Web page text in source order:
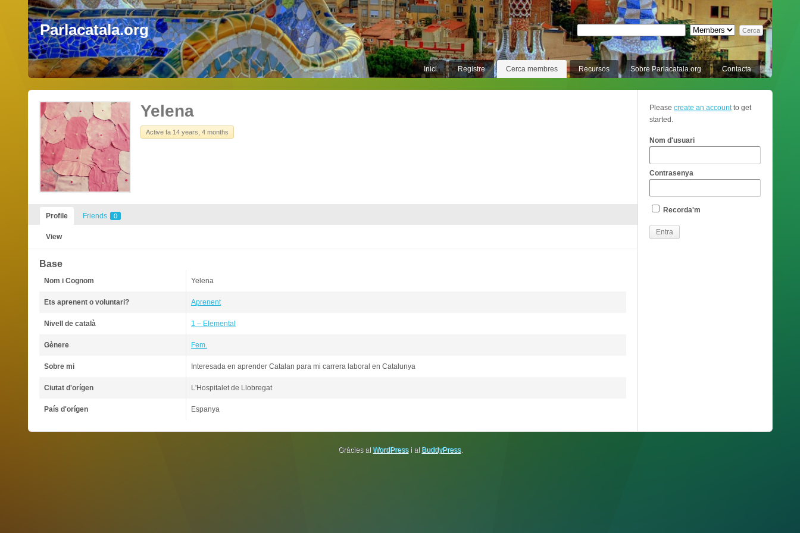
Parlacatala.org
Inici Registre Cerca membres Recursos Sobre Parlacatala.org Contacta
Yelena
Active fa 14 years, 4 months
Profile Friends 0
View
Base
Nom i Cognom Yelena
Ets aprenent o voluntari? Aprenent
Nivell de català 1 – Elemental
Gènere Fem.
Sobre mi Interesada en aprender Catalan para mi carrera laboral en Catalunya
Ciutat d'orígen L'Hospitalet de Llobregat
País d'orígen Espanya
Please create an accountto get
started.
Nom d'usuari
Contrasenya
Recorda'm
Gràcies al WordPressi al BuddyPress.